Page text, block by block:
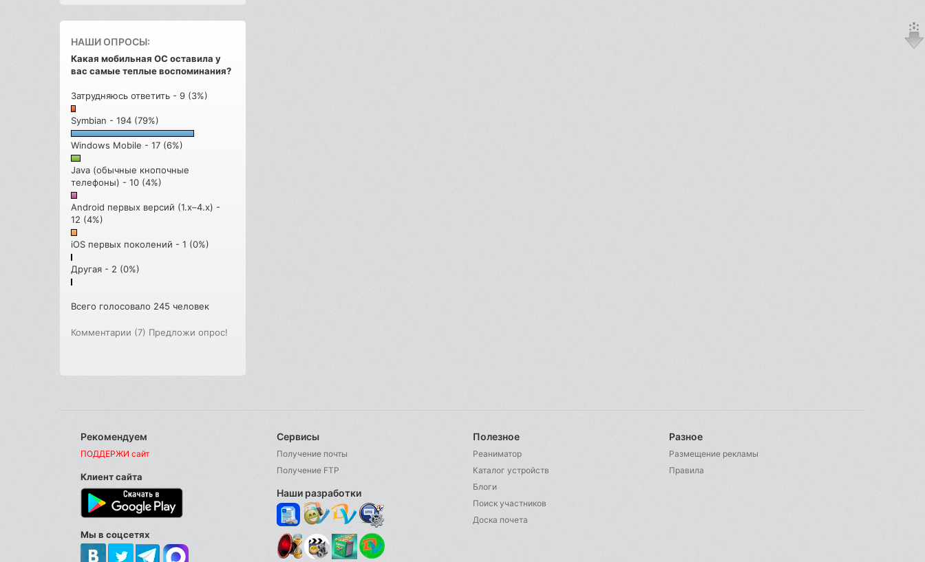
НАШИ ОПРОСЫ:
Какая мобильная ОС оставила у
вас самые теплые воспоминания?
Затрудняюсь ответить - 9 (3%)
Symbian - 194 (79%)
Windows Mobile - 17 (6%)
Java (обычные кнопочные
телефоны) - 10 (4%)
Android первых версий (1.x–4.x) -
12 (4%)
iOS первых поколений - 1 (0%)
Другая - 2 (0%)
Всего голосовало 245 человек
Комментарии (7) Предложи опрос!
Рекомендуем
ПОДДЕРЖИ сайт
Клиент сайта
Мы в соцсетях
Сервисы
Получение почты
Получение FTP
Наши разработки
Полезное
Реаниматор
Каталог устройств
Блоги
Поиск участников
Доска почета
Разное
Размещение рекламы
Правила